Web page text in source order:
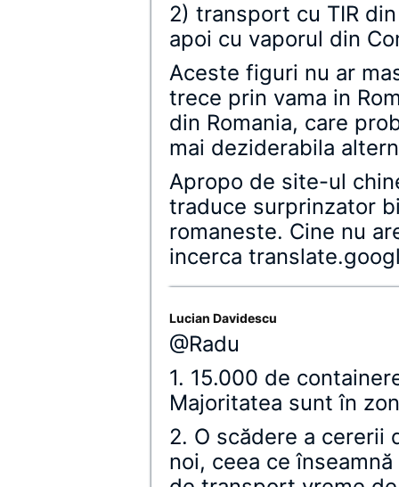
2) transport cu TIR
apoi cu vaporul din
Aceste figuri nu ar
trece prin vama in
din Romania, care
mai deziderabila
Apropo de site-ul
traduce surprinzator
romaneste. Cine nu
incerca
Lucian Davidescu
@Radu
1. 15.000 de
Majoritatea sunt în
2. O scădere a cererii
noi, ceea ce